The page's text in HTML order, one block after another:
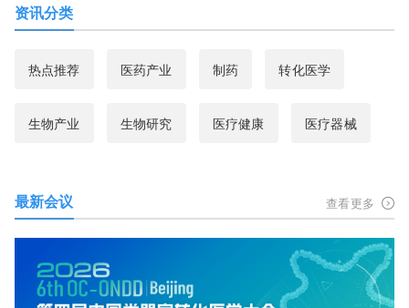
资讯分类
热点推荐 医药产业 制药 转化医学
生物产业 生物研究 医疗健康 医疗器械
最新会议 查看更多